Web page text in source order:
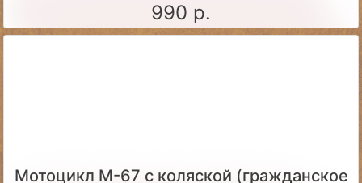
990 р.
Мотоцикл М-67 с коляской (гражданское